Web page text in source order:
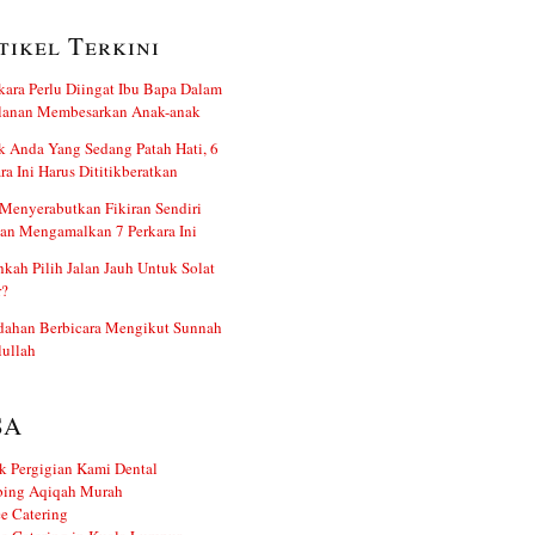
Terkini
Perlu Diingat Ibu Bapa Dalam
Membesarkan Anak-anak
Anda Yang Sedang Patah Hati, 6
Ini Harus Dititikberatkan
Fikiran Sendiri
Mengamalkan 7 Perkara Ini
Pilih Jalan Jauh Untuk Solat
Berbicara Mengikut Sunnah
Pergigian Kami Dental
Aqiqah Murah
Catering